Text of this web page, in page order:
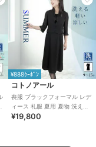
¥888ｸｰﾎﾟﾝ
コトノアール
喪服 ブラックフォーマル レデ
ィース 礼服 夏用 夏物 洗える
ワンピース （63004）
¥19,800